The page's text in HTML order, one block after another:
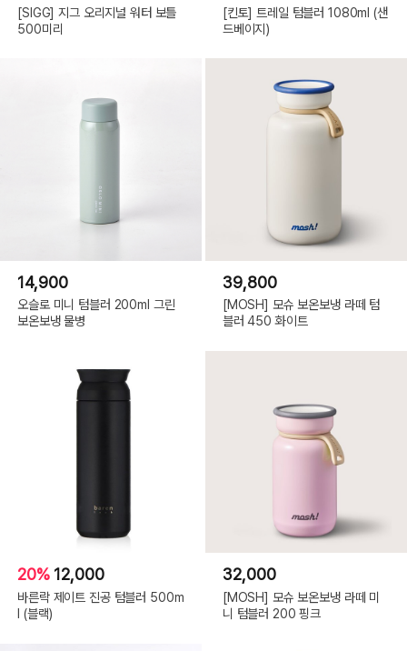
[SIGG] 지그 오리지널 워터 보틀
500미리
[킨토] 트레일 텀블러 1080ml (샌
드베이지)
14,900
오슬로 미니 텀블러 200ml 그린
보온보냉 물병
39,800
[MOSH] 모슈 보온보냉 라떼 텀
블러 450 화이트
20% 12,000
바른락 제이트 진공 텀블러 500m
l (블랙)
32,000
[MOSH] 모슈 보온보냉 라떼 미
니 텀블러 200 핑크